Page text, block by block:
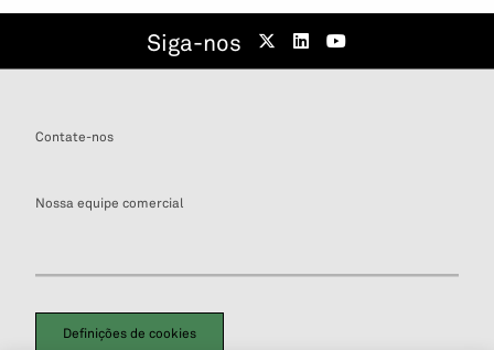
Siga-nos
Contate-nos
Nossa equipe comercial
Definições de cookies